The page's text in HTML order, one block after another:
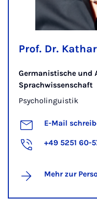
Prof. Dr.
Germanistische und
Sprachwissenschaft
Psycholinguistik
E-Mail
+49 5251 60-
Mehr zur